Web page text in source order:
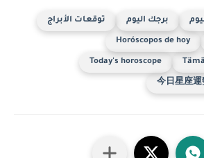
برجك اليوم توقعات الأبراج
Horóscopos de hoy
Today's horoscope
今日星座運